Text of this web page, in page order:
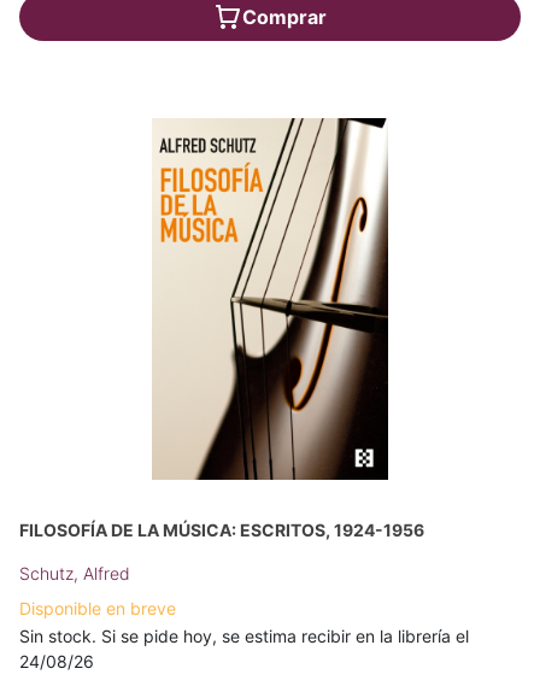
Comprar
FILOSOFÍA DE LA MÚSICA: ESCRITOS, 1924-1956
Schutz, Alfred
Disponible en breve
Sin stock. Si se pide hoy, se estima recibir en la librería el
24/08/26